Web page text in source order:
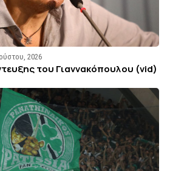
2026
του Γιαννακόπουλου (vid)